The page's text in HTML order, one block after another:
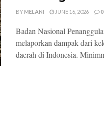
BYMELANI JUNE 16, 2026 0
Badan Nasional
melaporkan dampak dari
daerah di Indonesia.